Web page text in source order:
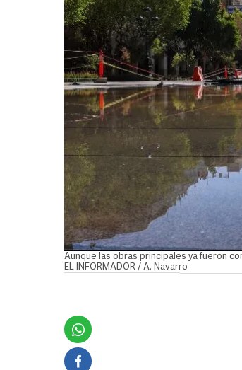
Aunque las obras principales ya fueron
EL INFORMADOR / A. Navarro